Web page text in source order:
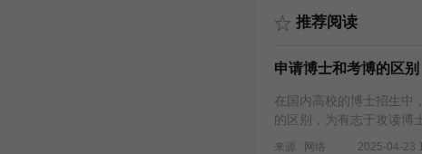
推荐阅读
申请博士和考博的区别
在国内高校的博士招生中
的区别，为有志于攻读博
来源 : 网络 2025-04-23